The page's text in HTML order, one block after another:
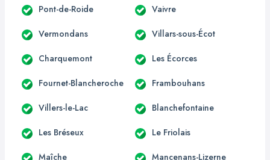
Pont-de-Roide Vaivre
Vermondans Villars-sous-Écot
Charquemont Les Écorces
Fournet-Blancheroche Frambouhans
Villers-le-Lac Blanchefontaine
Les Bréseux Le Friolais
Maîche Mancenans-Lizerne